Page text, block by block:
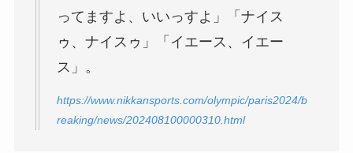
ってますよ、いいっすよ」「ナイス
ゥ、ナイスゥ」「イエース、イエー
ス」。
https://www.nikkansports.com/olympic/paris2024/b
reaking/news/202408100000310.html